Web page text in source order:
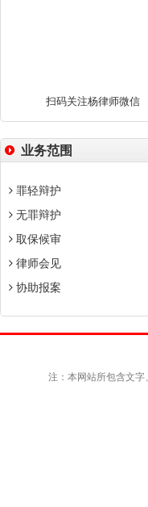
扫码关注杨律师微信
业务范围
罪轻辩护
无罪辩护
取保候审
律师会见
协助报案
注：本网站所包含文